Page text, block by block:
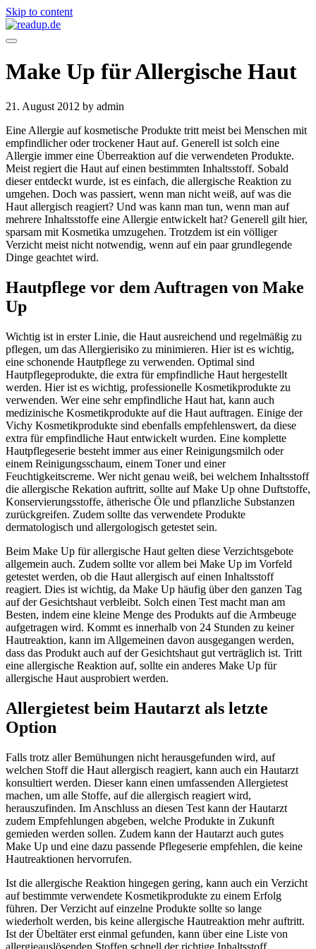
Skip to content
Make Up für Allergische Haut
21. August 2012 by admin
Eine Allergie auf kosmetische Produkte tritt meist bei Menschen mit
empfindlicher oder trockener Haut auf. Generell ist solch eine
Allergie immer eine Überreaktion auf die verwendeten Produkte.
Meist regiert die Haut auf einen bestimmten Inhaltsstoff. Sobald
dieser entdeckt wurde, ist es einfach, die allergische Reaktion zu
umgehen. Doch was passiert, wenn man nicht weiß, auf was die
Haut allergisch reagiert? Und was kann man tun, wenn man auf
mehrere Inhaltsstoffe eine Allergie entwickelt hat? Generell gilt hier,
sparsam mit Kosmetika umzugehen. Trotzdem ist ein völliger
Verzicht meist nicht notwendig, wenn auf ein paar grundlegende
Dinge geachtet wird.
Hautpflege vor dem Auftragen von Make
Up
Wichtig ist in erster Linie, die Haut ausreichend und regelmäßig zu
pflegen, um das Allergierisiko zu minimieren. Hier ist es wichtig,
eine schonende Hautpflege zu verwenden. Optimal sind
Hautpflegeprodukte, die extra für empfindliche Haut hergestellt
werden. Hier ist es wichtig, professionelle Kosmetikprodukte zu
verwenden. Wer eine sehr empfindliche Haut hat, kann auch
medizinische Kosmetikprodukte auf die Haut auftragen. Einige der
Vichy Kosmetikprodukte sind ebenfalls empfehlenswert, da diese
extra für empfindliche Haut entwickelt wurden. Eine komplette
Hautpflegeserie besteht immer aus einer Reinigungsmilch oder
einem Reinigungsschaum, einem Toner und einer
Feuchtigkeitscreme. Wer nicht genau weiß, bei welchem Inhaltsstoff
die allergische Rekation auftritt, sollte auf Make Up ohne Duftstoffe,
Konservierungsstoffe, ätherische Öle und pflanzliche Substanzen
zurückgreifen. Zudem sollte das verwendete Produkte
dermatologisch und allergologisch getestet sein.
Beim Make Up für allergische Haut gelten diese Verzichtsgebote
allgemein auch. Zudem sollte vor allem bei Make Up im Vorfeld
getestet werden, ob die Haut allergisch auf einen Inhaltsstoff
reagiert. Dies ist wichtig, da Make Up häufig über den ganzen Tag
auf der Gesichtshaut verbleibt. Solch einen Test macht man am
Besten, indem eine kleine Menge des Produkts auf die Armbeuge
aufgetragen wird. Kommt es innerhalb von 24 Stunden zu keiner
Hautreaktion, kann im Allgemeinen davon ausgegangen werden,
dass das Produkt auch auf der Gesichtshaut gut verträglich ist. Tritt
eine allergische Reaktion auf, sollte ein anderes Make Up für
allergische Haut ausprobiert werden.
Allergietest beim Hautarzt als letzte
Option
Falls trotz aller Bemühungen nicht herausgefunden wird, auf
welchen Stoff die Haut allergisch reagiert, kann auch ein Hautarzt
konsultiert werden. Dieser kann einen umfassenden Allergietest
machen, um alle Stoffe, auf die allergisch reagiert wird,
herauszufinden. Im Anschluss an diesen Test kann der Hautarzt
zudem Empfehlungen abgeben, welche Produkte in Zukunft
gemieden werden sollen. Zudem kann der Hautarzt auch gutes
Make Up und eine dazu passende Pflegeserie empfehlen, die keine
Hautreaktionen hervorrufen.
Ist die allergische Reaktion hingegen gering, kann auch ein Verzicht
auf bestimmte verwendete Kosmetikprodukte zu einem Erfolg
führen. Der Verzicht auf einzelne Produkte sollte so lange
wiederholt werden, bis keine allergische Hautreaktion mehr auftritt.
Ist der Übeltäter erst einmal gefunden, kann über eine Liste von
allergieauslösenden Stoffen schnell der richtige Inhaltsstoff